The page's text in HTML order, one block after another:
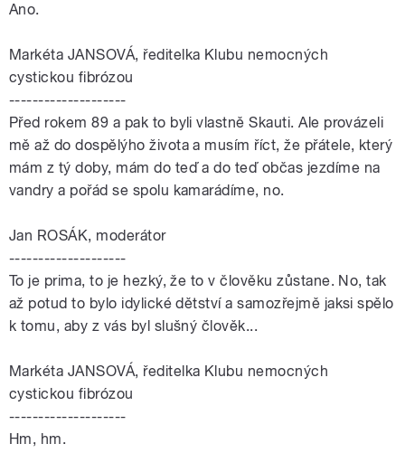
Ano.
Markéta JANSOVÁ, ředitelka Klubu nemocných
cystickou fibrózou
--------------------
Před rokem 89 a pak to byli vlastně Skauti. Ale provázeli
mě až do dospělýho života a musím říct, že přátele, který
mám z tý doby, mám do teď a do teď občas jezdíme na
vandry a pořád se spolu kamarádíme, no.
Jan ROSÁK, moderátor
--------------------
To je prima, to je hezký, že to v člověku zůstane. No, tak
až potud to bylo idylické dětství a samozřejmě jaksi spělo
k tomu, aby z vás byl slušný člověk...
Markéta JANSOVÁ, ředitelka Klubu nemocných
cystickou fibrózou
--------------------
Hm, hm.